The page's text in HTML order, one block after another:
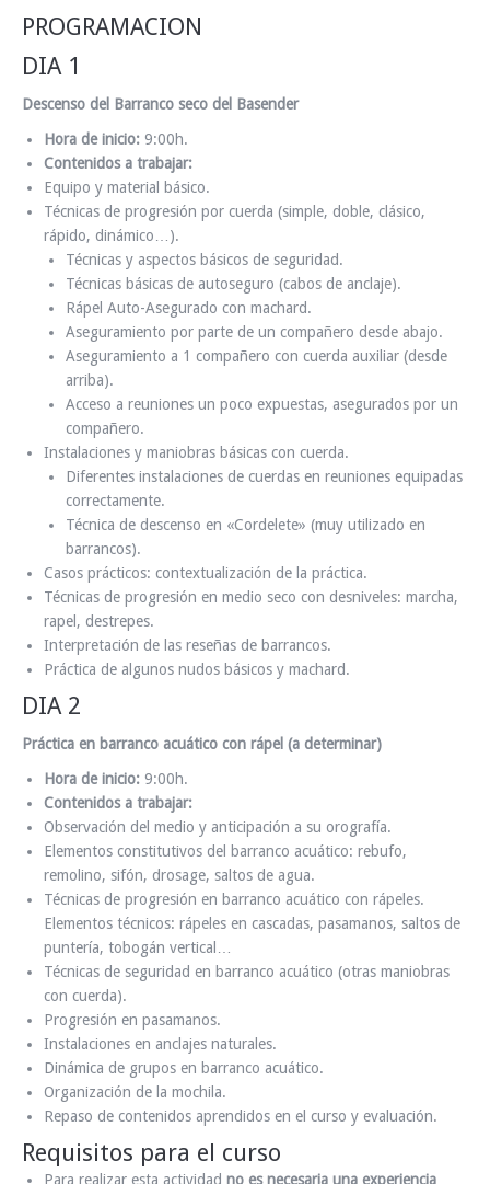
PROGRAMACION
DIA 1
Descenso del Barranco seco del Basender
Hora de inicio: 9:00h.
Contenidos a trabajar:
Equipo y material básico.
Técnicas de progresión por cuerda (simple, doble, clásico,
rápido, dinámico…).
Técnicas y aspectos básicos de seguridad.
Técnicas básicas de autoseguro (cabos de anclaje).
Rápel Auto-Asegurado con machard.
Aseguramiento por parte de un compañero desde abajo.
Aseguramiento a 1 compañero con cuerda auxiliar (desde
arriba).
Acceso a reuniones un poco expuestas, asegurados por un
compañero.
Instalaciones y maniobras básicas con cuerda.
Diferentes instalaciones de cuerdas en reuniones equipadas
correctamente.
Técnica de descenso en «Cordelete» (muy utilizado en
barrancos).
Casos prácticos: contextualización de la práctica.
Técnicas de progresión en medio seco con desniveles: marcha,
rapel, destrepes.
Interpretación de las reseñas de barrancos.
Práctica de algunos nudos básicos y machard.
DIA 2
Práctica en barranco acuático con rápel (a determinar)
Hora de inicio: 9:00h.
Contenidos a trabajar:
Observación del medio y anticipación a su orografía.
Elementos constitutivos del barranco acuático: rebufo,
remolino, sifón, drosage, saltos de agua.
Técnicas de progresión en barranco acuático con rápeles.
Elementos técnicos: rápeles en cascadas, pasamanos, saltos de
puntería, tobogán vertical…
Técnicas de seguridad en barranco acuático (otras maniobras
con cuerda).
Progresión en pasamanos.
Instalaciones en anclajes naturales.
Dinámica de grupos en barranco acuático.
Organización de la mochila.
Repaso de contenidos aprendidos en el curso y evaluación.
Requisitos para el curso
Para realizar esta actividad no es necesaria una experiencia